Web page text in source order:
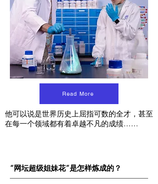
Read More
他可以说是世界历史上屈指可数的全才，甚至
在每一个领域都有着卓越不凡的成绩……
“网坛超级姐妹花”是怎样炼成的？